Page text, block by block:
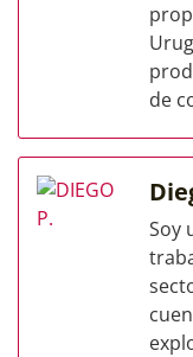
de
Soy